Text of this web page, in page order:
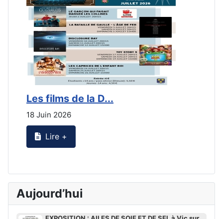
Les films de la D...
18 Juin 2026
Lire +
Aujourd’hui